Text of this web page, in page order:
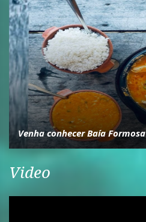
Venha conhecer Baía Formosa
Video